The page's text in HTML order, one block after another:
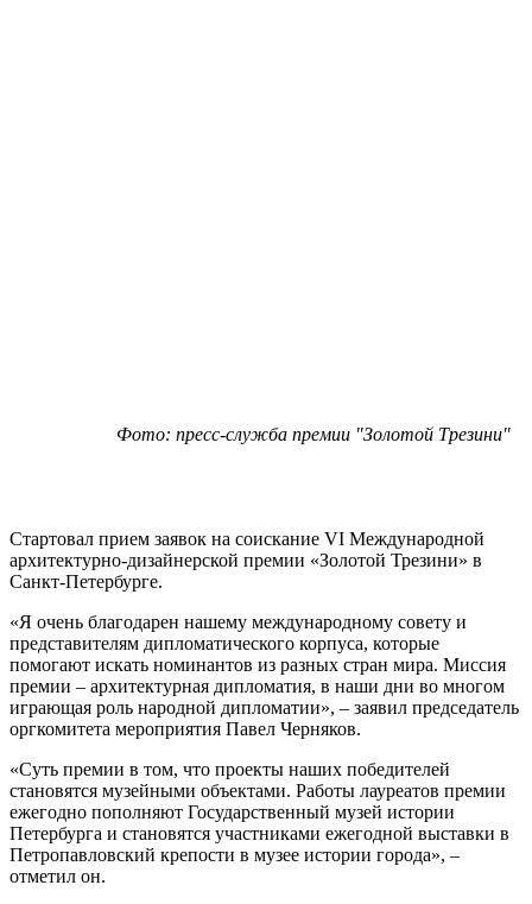
Фото: пресс-служба премии "Золотой Трезини"
Стартовал прием заявок на соискание VI Международной
архитектурно-дизайнерской премии «Золотой Трезини» в
Санкт-Петербурге.
«Я очень благодарен нашему международному совету и
представителям дипломатического корпуса, которые
помогают искать номинантов из разных стран мира. Миссия
премии – архитектурная дипломатия, в наши дни во многом
играющая роль народной дипломатии», – заявил председатель
оргкомитета мероприятия Павел Черняков.
«Суть премии в том, что проекты наших победителей
становятся музейными объектами. Работы лауреатов премии
ежегодно пополняют Государственный музей истории
Петербурга и становятся участниками ежегодной выставки в
Петропавловский крепости в музее истории города», –
отметил он.